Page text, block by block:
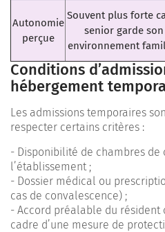
Autonomie
perçue
Souvent plus forte
senior garde son
environnement
Conditions
hébergement
Les admissions temporaires
respecter certains critères :
- Disponibilité de chambres de
l’établissement ;
- Dossier médical ou
cas de convalescence) ;
- Accord préalable du
cadre d’une mesure de